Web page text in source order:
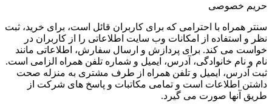
حریم خصوصی
سنتر همراه با احترامی که برای کاربران قائل است، برای خرید، ثبت
نظر و استفاده از امکانات وب سایت اطلاعاتی را از کاربران در
خواست می کند. برای پردازش و ارسال سفارش، اطلاعاتی مانند
نام و نام خانوادگی، آدرس، ایمیل و شماره تلفن همراه الزامی است.
ثبت آدرس، ایمیل و تلفن همراه از طرف مشتری به منزله صحت
داشتن اطلاعات است و تمامی مکاتبات و پاسخ های شرکت از
طریق آنها صورت می گیرد.